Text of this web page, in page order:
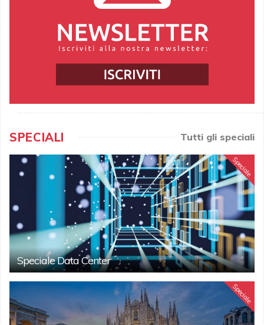
SPECIALI Tutti gli speciali
Speciale
Speciale Data Center
Speciale